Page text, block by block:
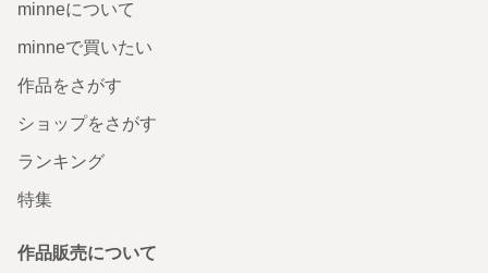
minneについて
minneで買いたい
作品をさがす
ショップをさがす
ランキング
特集
作品販売について